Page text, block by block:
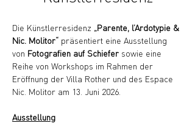
Die Künstlerresidenz „Parente, l’Ardotypie &
Nic. Molitor“ präsentiert eine Ausstellung
von Fotografien auf Schiefer sowie eine
Reihe von Workshops im Rahmen der
Eröffnung der Villa Rother und des Espace
Nic. Molitor am 13. Juni 2026.
Ausstellung